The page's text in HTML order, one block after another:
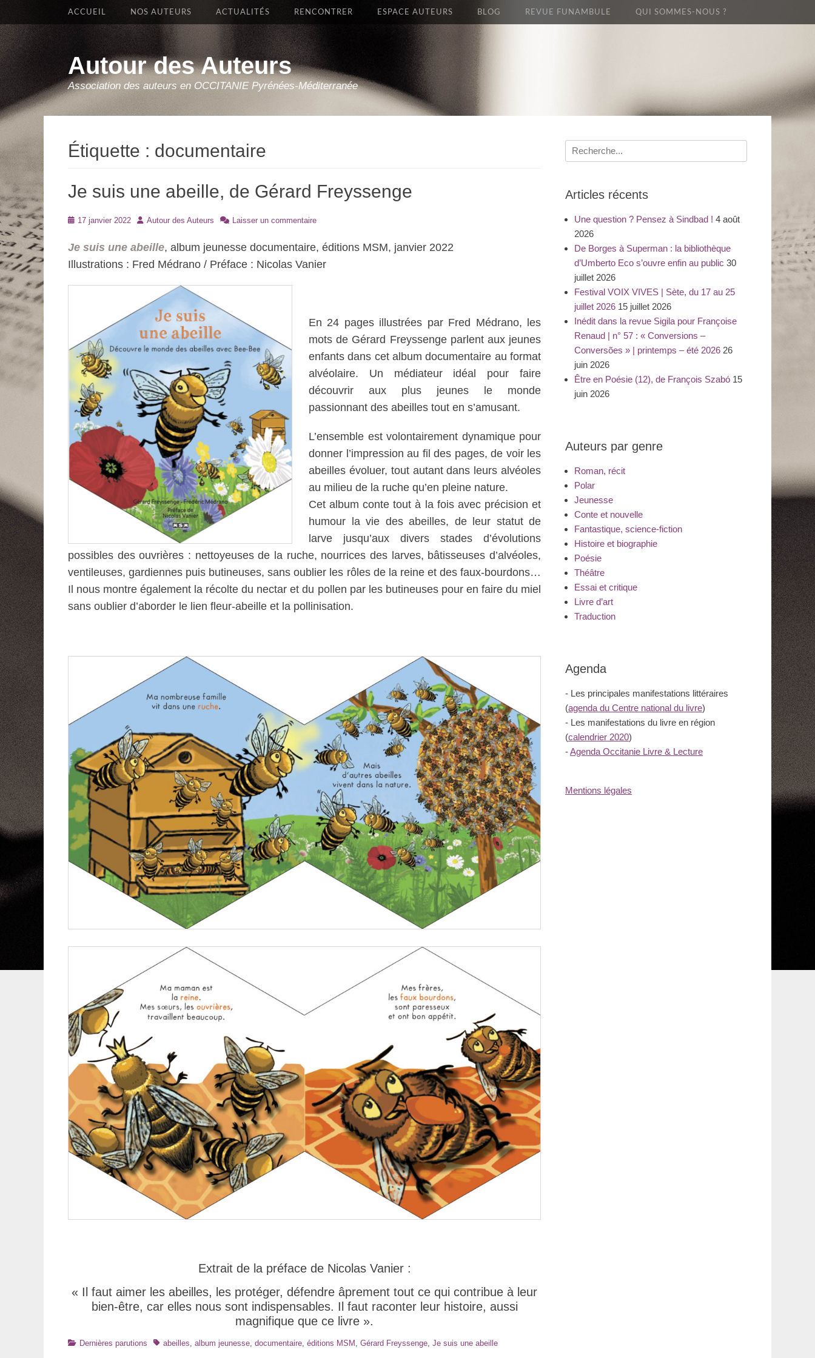
Autour des Auteurs
Association des auteurs en OCCITANIE Pyrénées-Méditerranée
Premier Menu
Aller
ACCUEIL NOS AUTEURS ACTUALITÉS RENCONTRER ESPACE AUTEURS BLOG REVUE FUNAMBULE QUI SOMMES-NOUS ?
Étiquette : documentaire
Je suis une abeille, de Gérard Freyssenge
Posté17 janvier 2022 Auteur
Autour des Auteurs Laisser un commentaire
Je suis une abeille, album jeunesse documentaire, éditions MSM, janvier 2022
Illustrations : Fred Médrano / Préface : Nicolas Vanier
En 24 pages illustrées par Fred Médrano, les
mots de Gérard Freyssenge parlent aux jeunes
enfants dans cet album documentaire au format
alvéolaire. Un médiateur idéal pour faire
découvrir aux plus jeunes le monde
passionnant des abeilles tout en s’amusant.
L’ensemble est volontairement dynamique pour
donner l’impression au fil des pages, de voir les
abeilles évoluer, tout autant dans leurs alvéoles
au milieu de la ruche qu’en pleine nature.
Cet album conte tout à la fois avec précision et
humour la vie des abeilles, de leur statut de
larve jusqu’aux divers stades d’évolutions
possibles des ouvrières : nettoyeuses de la ruche, nourrices des larves, bâtisseuses d’alvéoles,
ventileuses, gardiennes puis butineuses, sans oublier les rôles de la reine et des faux-bourdons…
Il nous montre également la récolte du nectar et du pollen par les butineuses pour en faire du miel
sans oublier d’aborder le lien fleur-abeille et la pollinisation.
Extrait de la préface de Nicolas Vanier :
« Il faut aimer les abeilles, les protéger, défendre âprement tout ce qui contribue à leur
bien-être, car elles nous sont indispensables. Il faut raconter leur histoire, aussi
magnifique que ce livre ».
Catégories
Dernières parutions Tagsabeilles, album jeunesse, documentaire, éditions MSM , Gérard Freyssenge, Je suis une abeille
Recherche
pour
Articles récents
Une question ? Pensez à Sindbad ! 4 août
2026
De Borges à Superman : la bibliothèque
d’Umberto Eco s’ouvre enfin au public 30
juillet 2026
Festival VOIX VIVES | Sète, du 17 au 25
juillet 2026 15 juillet 2026
Inédit dans la revue Sigila pour Françoise
Renaud | n° 57 : « Conversions –
Conversões » | printemps – été 2026 26
juin 2026
Être en Poésie (12), de François Szabó 15
juin 2026
Auteurs par genre
Roman, récit
Polar
Jeunesse
Conte et nouvelle
Fantastique, science-fiction
Histoire et biographie
Poésie
Théâtre
Essai et critique
Livre d’art
Traduction
Agenda
- Les principales manifestations littéraires
(agenda du Centre national du livre)
- Les manifestations du livre en région
(calendrier 2020)
-Agenda Occitanie Livre & Lecture
Mentions légales